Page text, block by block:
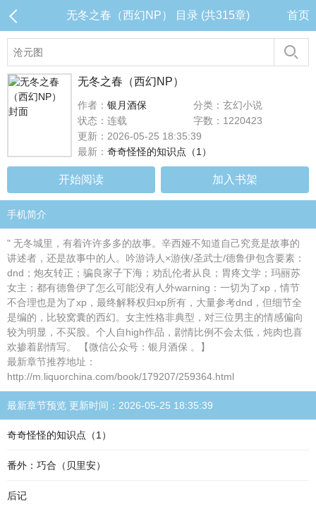
无冬之春（西幻NP） 目录 (共315章) 首页
无冬之春（西幻NP）
作者： 银月酒保
分类：玄幻小说
状态：连载
字数：1220423
更新：2026-05-25 18:35:39
最新： 奇奇怪怪的知识点（1）
开始阅读 加入书架
手机简介
" 无冬城里，有着许许多多的故事。辛西娅不知道自己究竟是故事的
讲述者，还是故事中的人。吟游诗人×游侠/圣武士/德鲁伊包含要素：
dnd；炮友转正；骗良家子下海；劝乱伦者从良；胃疼文学；玛丽苏
女主；都有德鲁伊了怎么可能没有人外warning：一切为了xp，情节
不合理也是为了xp，最终解释权归xp所有，大量参考dnd，但细节全
是编的，比较窝囊的西幻。女主性格非典型，对三位男主的情感偏向
较为明显，不买股。个人自high作品，剧情比例不会太低，炖肉也喜
欢掺着剧情写。 【微信公众号：银月酒保 。】
最新章节推荐地址：
http://m.liquorchina.com/book/179207/259364.html
最新章节预览 更新时间：2026-05-25 18:35:39
奇奇怪怪的知识点（1）
番外：巧合（贝里安）
后记